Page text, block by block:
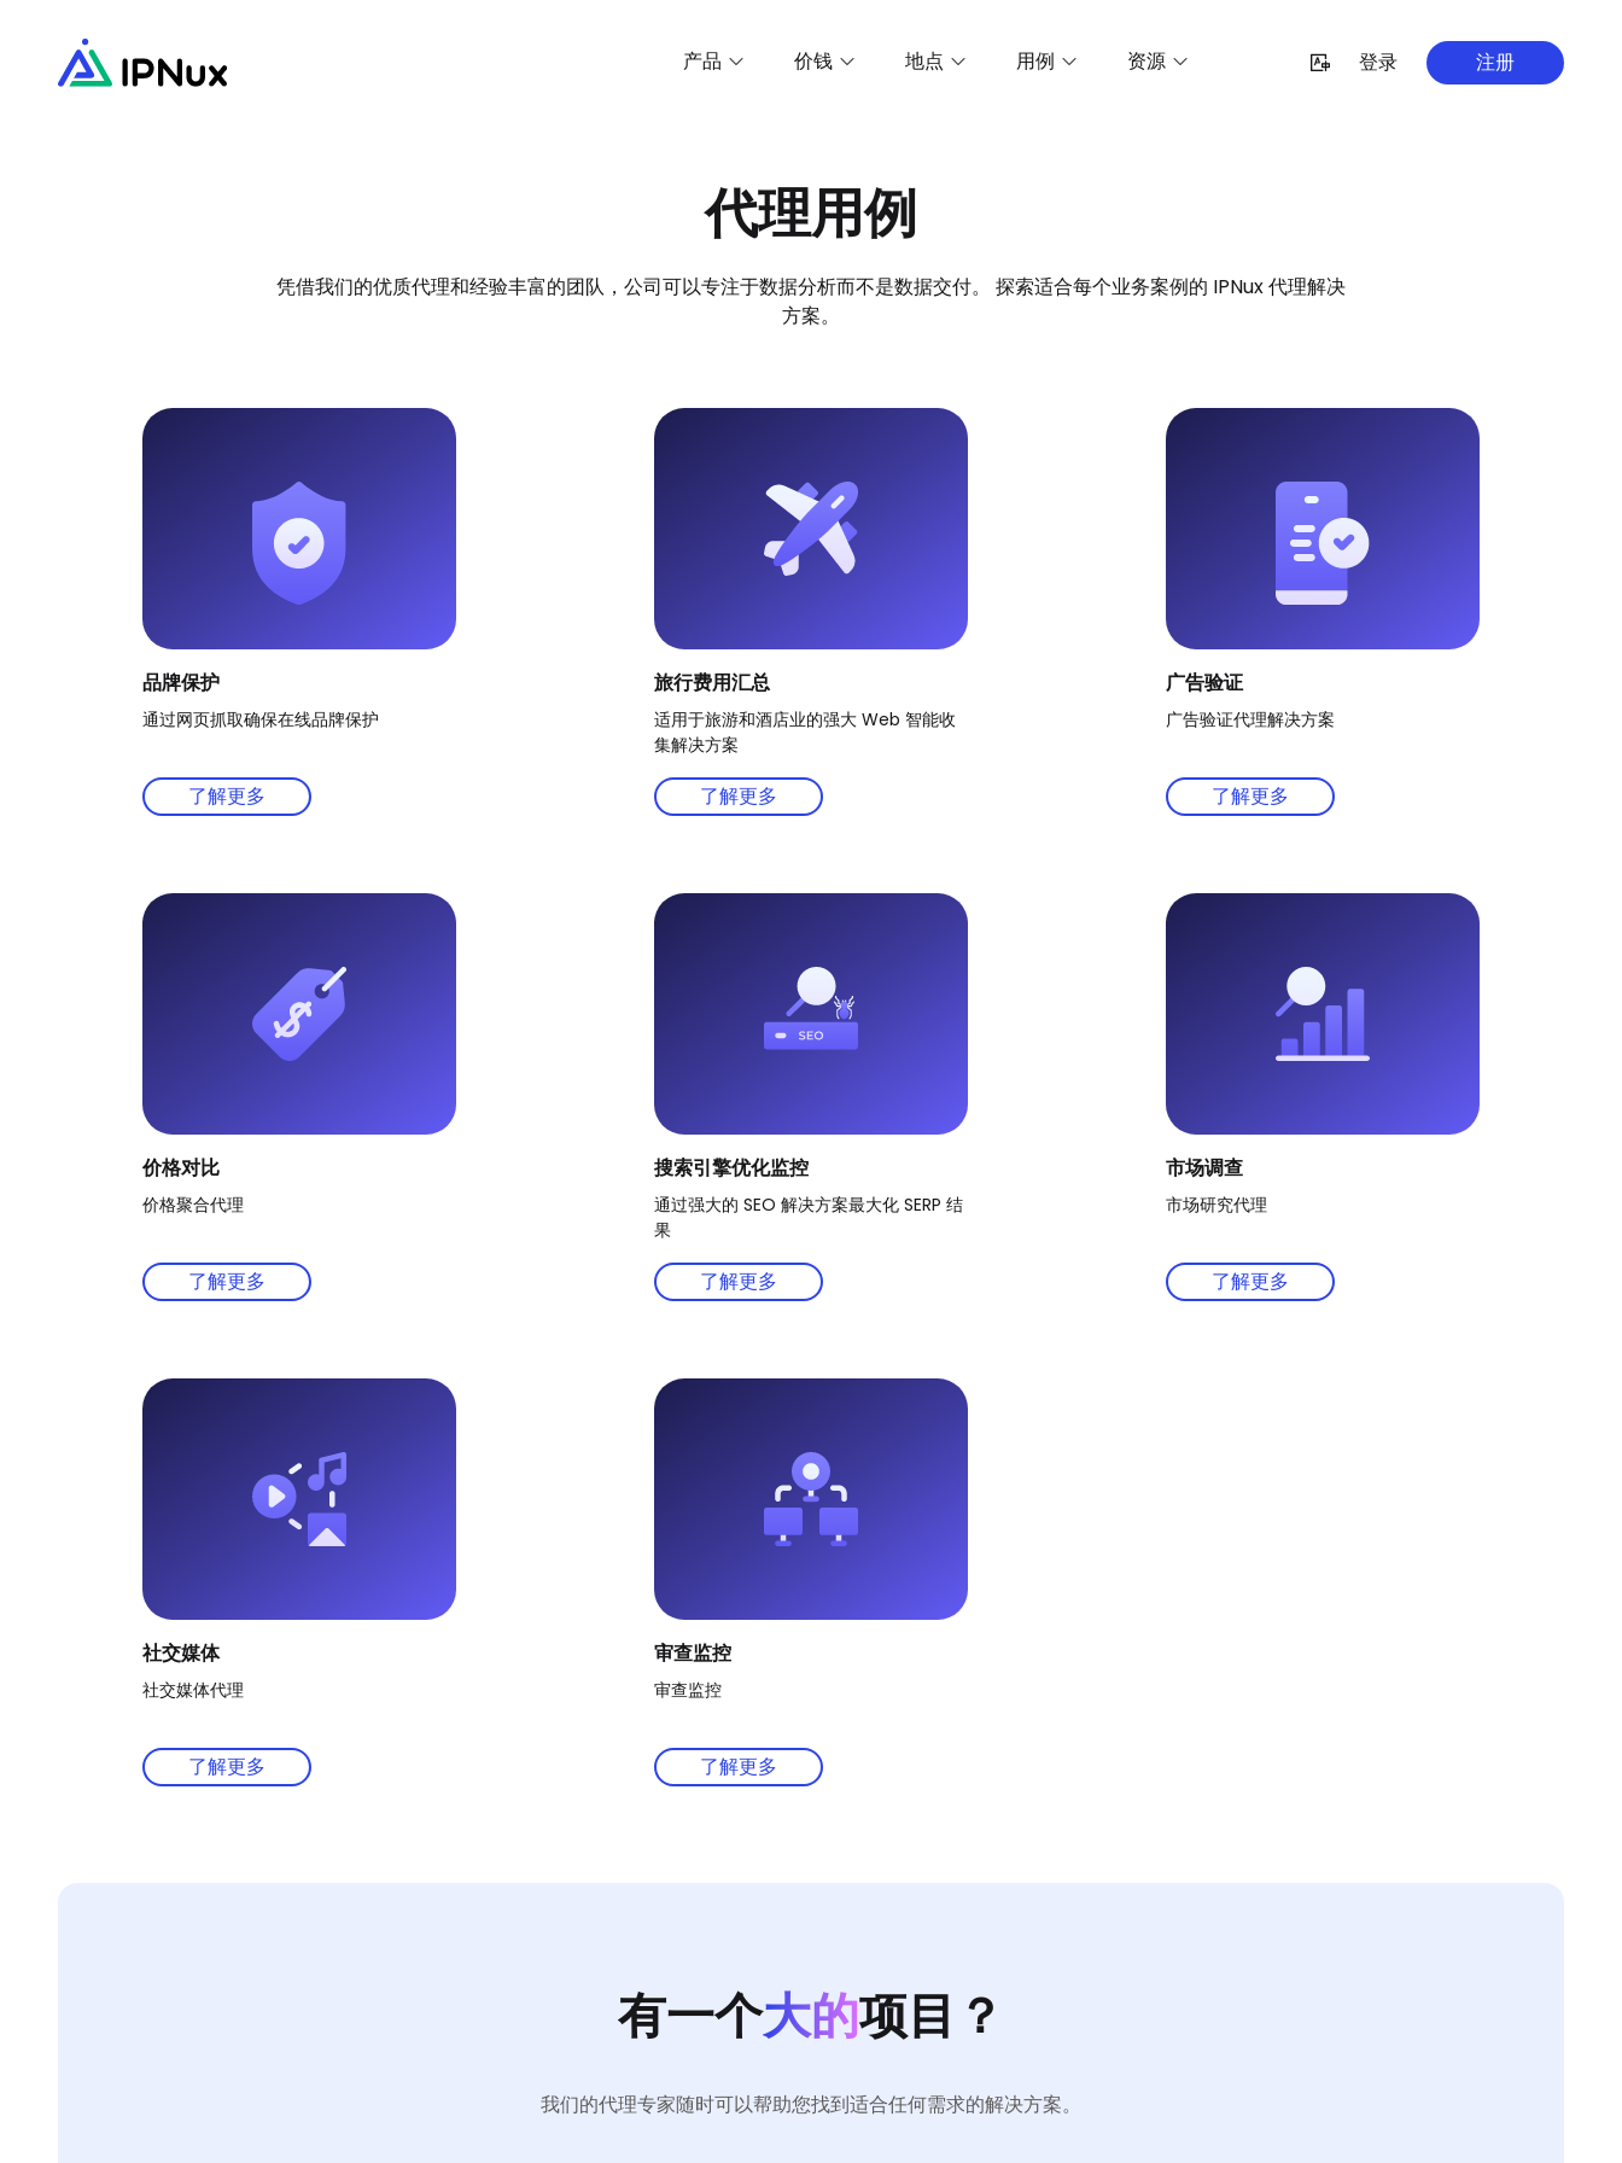
产品 价钱 地点 用例 资源 登录 注册
代理用例
凭借我们的优质代理和经验丰富的团队，公司可以专注于数据分析而不是数据交付。 探索适合每个业务案例的 IPNux 代理解决
方案。
品牌保护
通过网页抓取确保在线品牌保护
了解更多
旅行费用汇总
适用于旅游和酒店业的强大 Web 智能收
集解决方案
了解更多
广告验证
广告验证代理解决方案
了解更多
价格对比
价格聚合代理
了解更多
搜索引擎优化监控
通过强大的 SEO 解决方案最大化 SERP 结
果
了解更多
市场调查
市场研究代理
了解更多
社交媒体
社交媒体代理
了解更多
审查监控
审查监控
了解更多
有一个大的项目？
我们的代理专家随时可以帮助您找到适合任何需求的解决方案。